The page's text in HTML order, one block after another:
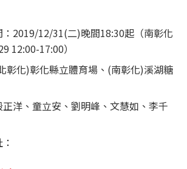
：2019/12/31(二)晚間18:30起（南彰化
12:00-17:00）
彰化)彰化縣立體育場、(南彰化)溪湖糖
洋、童立安、劉明峰、文慧如、李千